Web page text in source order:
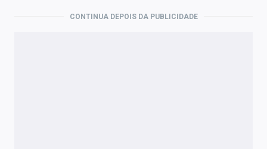
CONTINUA DEPOIS DA PUBLICIDADE